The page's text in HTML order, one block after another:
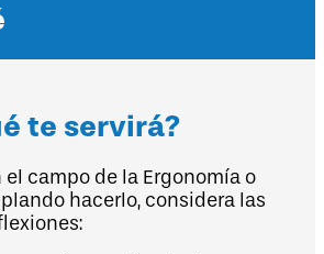
te servirá?
el campo de la Ergonomía o
hacerlo, considera las